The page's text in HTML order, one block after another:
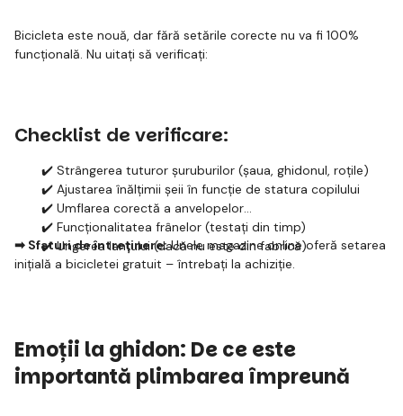
Bicicleta este nouă, dar fără setările corecte nu va fi 100%
funcțională. Nu uitați să verificați:
Checklist de verificare:
✔️ Strângerea tuturor șuruburilor (șaua, ghidonul, roțile)
✔️ Ajustarea înălțimii șeii în funcție de statura copilului
✔️ Umflarea corectă a anvelopelor
✔️ Funcționalitatea frânelor (testați din timp)
✔️ Ungerea lanțului (dacă nu este din fabrică)
➡ Sfaturi de întreținere:Unele magazine online oferă setarea
inițială a bicicletei gratuit – întrebați la achiziție.
Emoții la ghidon: De ce este
importantă plimbarea împreună